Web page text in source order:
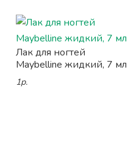
Лак для ногтей
Maybelline жидкий, 7 мл
1р.